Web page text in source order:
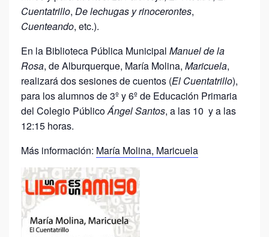
Cuentatrillo, De lechugas y rinocerontes,
Cuenteando, etc.).
En la Biblioteca Pública Municipal Manuel de la
Rosa, de Alburquerque, María Molina, Maricuela,
realizará dos sesiones de cuentos (El Cuentatrillo),
para los alumnos de 3º y 6º de Educación Primaria
del Colegio PúblicoÁngel Santos, a las 10 y a las
12:15 horas.
Más información: María Molina, Maricuela